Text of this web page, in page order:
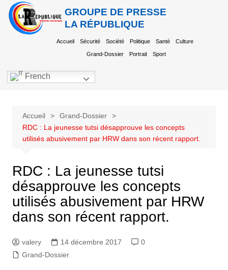
GROUPE DE PRESSE
LA RÉPUBLIQUE
Accueil Sécurité Société Politique Santé Culture
Grand-Dossier Portrait Sport
French
Accueil
Grand-Dossier
RDC : La jeunesse tutsi désapprouve les concepts
utilisés abusivement par HRW dans son récent rapport.
RDC : La jeunesse tutsi
désapprouve les concepts
utilisés abusivement par HRW
dans son récent rapport.
valery 14 décembre 2017
0
Grand-Dossier